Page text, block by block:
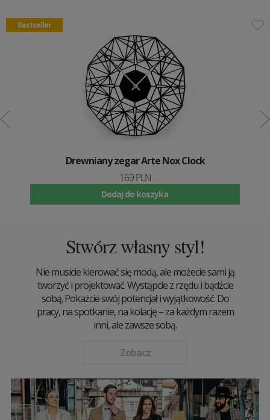
Bestseller
Drewniany zegar Arte Nox Clock
169 PLN
Dodaj do koszyka
Stwórz własny styl!
Nie musicie kierować się modą, ale możecie sami ją
tworzyć i projektować. Wystąpcie z rzędu i bądźcie
sobą. Pokażcie swój potencjał i wyjątkowość. Do
pracy, na spotkanie, na kolację – za każdym razem
inni, ale zawsze sobą.
Zobacz